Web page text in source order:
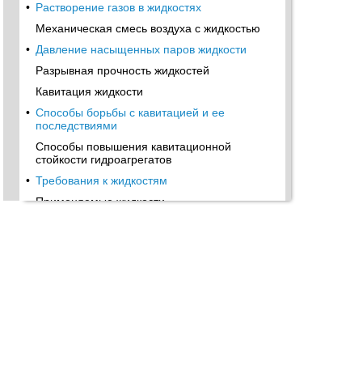
• Растворение газов в жидкостях
Механическая смесь воздуха с жидкостью
• Давление насыщенных паров жидкости
Разрывная прочность жидкостей
Кавитация жидкости
• Способы борьбы с кавитацией и ее
последствиями
Способы повышения кавитационной
стойкости гидроагрегатов
• Требования к жидкостям
Применяемые жидкости